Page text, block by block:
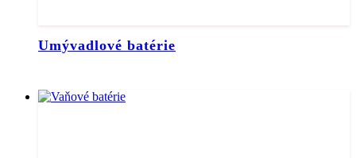
Umývadlové batérie